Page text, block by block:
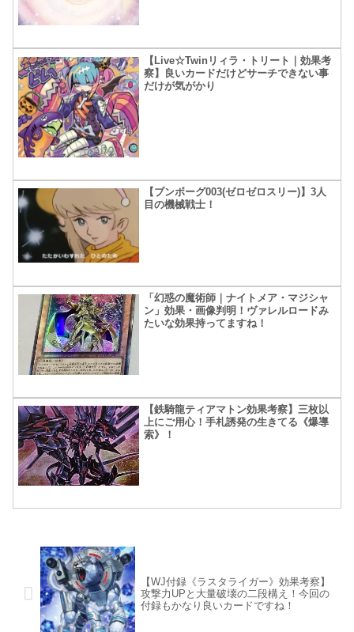
【Live☆Twinリィラ・トリート｜効果考
察】良いカードだけどサーチできない事
だけが気がかり
【ブンボーグ003(ゼロゼロスリー)】3人
目の機械戦士！
「幻惑の魔術師｜ナイトメア・マジシャ
ン」効果・画像判明！ヴァレルロードみ
たいな効果持ってますね！
【鉄騎龍ティアマトン効果考察】三枚以
上にご用心！手札誘発の生きてる《爆導
索》！
【WJ付録《ラスタライガー》効果考察】
攻撃力UPと大量破壊の二段構え！今回の
付録もかなり良いカードですね！